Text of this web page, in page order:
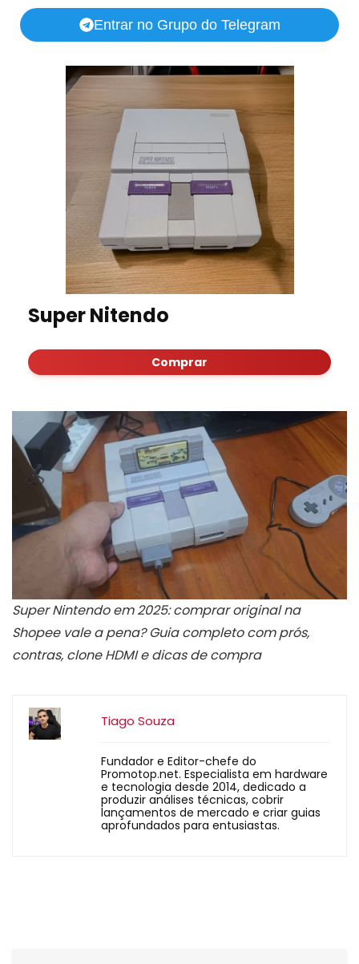
Entrar no Grupo do Telegram
Super Nitendo
Comprar
Super Nintendo em 2025: comprar original na
Shopee vale a pena? Guia completo com prós,
contras, clone HDMI e dicas de compra
Tiago Souza
Fundador e Editor-chefe do
Promotop.net. Especialista em hardware
e tecnologia desde 2014, dedicado a
produzir análises técnicas, cobrir
lançamentos de mercado e criar guias
aprofundados para entusiastas.